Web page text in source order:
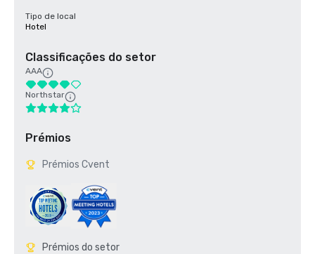
Tipo de local
Hotel
Classificações do setor
AAA
Northstar
Prémios
Prémios Cvent
Prémios do setor